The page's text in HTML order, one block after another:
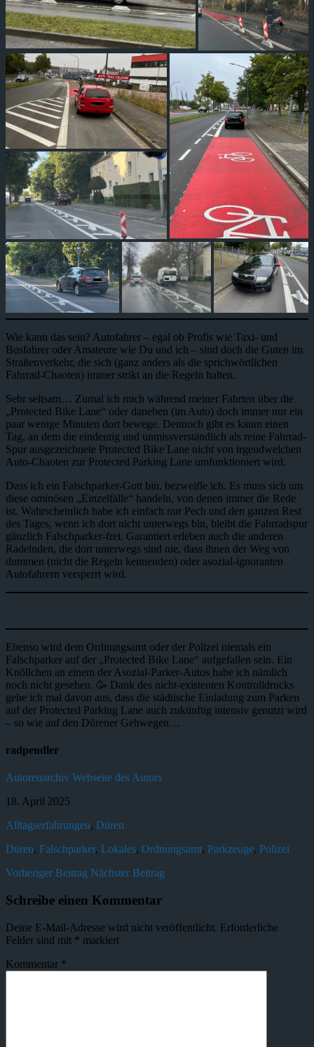
Wie kann das sein? Autofahrer – egal ob Profis wie Taxi- und
Busfahrer oder Amateure wie Du und ich – sind doch die Guten im
Straßenverkehr, die sich (ganz anders als die sprichwörtlichen
Fahrrad-Chaoten) immer strikt an die Regeln halten.
Sehr seltsam… Zumal ich mich während meiner Fahrten über die
„Protected Bike Lane“ oder daneben (im Auto) doch immer nur ein
paar wenige Minuten dort bewege. Dennoch gibt es kaum einen
Tag, an dem die eindeutig und unmissverständlich als reine Fahrrad-
Spur ausgezeichnete Protected Bike Lane nicht von irgendwelchen
Auto-Chaoten zur Protected Parking Lane umfunktioniert wird.
Dass ich ein Falschparker-Gott bin, bezweifle ich. Es muss sich um
diese ominösen „Einzelfälle“ handeln, von denen immer die Rede
ist. Wahrscheinlich habe ich einfach nur Pech und den ganzen Rest
des Tages, wenn ich dort nicht unterwegs bin, bleibt die Fahrradspur
gänzlich Falschparker-frei. Garantiert erleben auch die anderen
Radelnden, die dort unterwegs sind nie, dass ihnen der Weg von
dummen (nicht die Regeln kennenden) oder asozial-ignoranten
Autofahrern versperrt wird.
Ebenso wird dem Ordnungsamt oder der Polizei niemals ein
Falschparker auf der „Protected Bike Lane“ aufgefallen sein. Ein
Knöllchen an einem der Asozial-Parker-Autos habe ich nämlich
noch nicht gesehen. 🥳 Dank des nicht-existenten Kontrolldrucks
gehe ich mal davon aus, dass die städtische Einladung zum Parken
auf der Protected Parking Lane auch zukünftig intensiv genutzt wird
– so wie auf den Dürener Gehwegen…
radpendler
Autorenarchiv Webseite des Autors
18. April 2025
Alltagserfahrungen, Düren
Düren, Falschparker, Lokales, Ordnungsamt, Parkzeuge, Polizei
Vorheriger Beitrag Nächster Beitrag
Schreibe einen Kommentar
Deine E-Mail-Adresse wird nicht veröffentlicht. Erforderliche
Felder sind mit * markiert
Kommentar *